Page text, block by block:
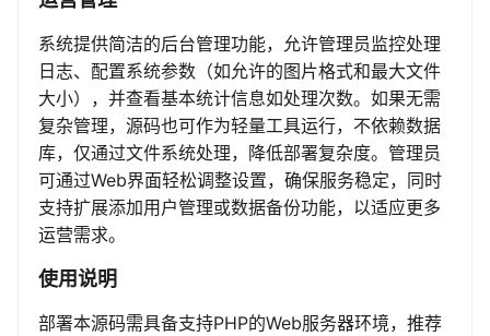
系统提供简洁的后台管理功能，允许管理员监控处理
日志、配置系统参数（如允许的图片格式和最大文件
大小），并查看基本统计信息如处理次数。如果无需
复杂管理，源码也可作为轻量工具运行，不依赖数据
库，仅通过文件系统处理，降低部署复杂度。管理员
可通过Web界面轻松调整设置，确保服务稳定，同时
支持扩展添加用户管理或数据备份功能，以适应更多
运营需求。
使用说明
部署本源码需具备支持PHP的Web服务器环境，推荐